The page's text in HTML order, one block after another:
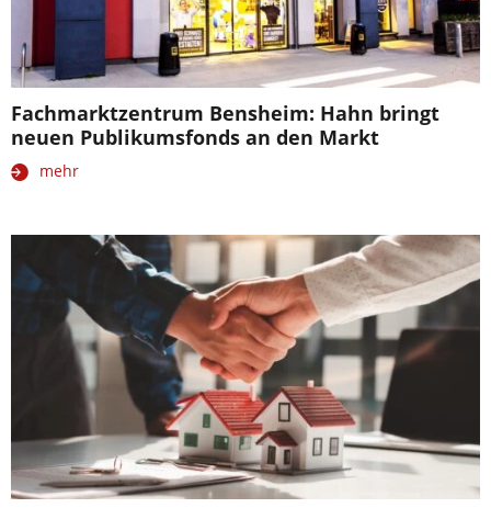
Fachmarktzentrum Bensheim: Hahn bringt
neuen Publikumsfonds an den Markt
mehr